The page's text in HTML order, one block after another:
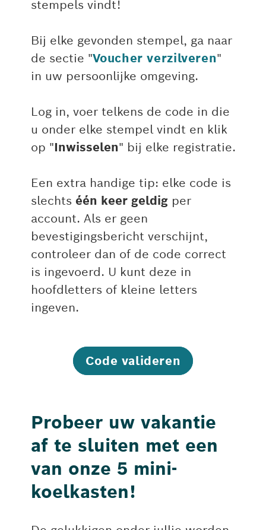
stempels vindt!
Bij elke gevonden stempel, ga naar
de sectie "Voucher verzilveren"
in uw persoonlijke omgeving.
Log in, voer telkens de code in die
u onder elke stempel vindt en klik
op "Inwisselen" bij elke registratie.
Een extra handige tip: elke code is
slechts één keer geldig per
account. Als er geen
bevestigingsbericht verschijnt,
controleer dan of de code correct
is ingevoerd. U kunt deze in
hoofdletters of kleine letters
ingeven.
Code valideren
Probeer uw vakantie
af te sluiten met een
van onze 5 mini-
koelkasten!